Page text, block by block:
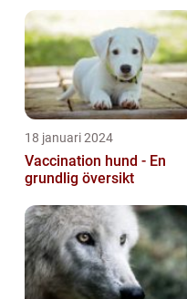
18 januari 2024
Vaccination hund - En
grundlig översikt